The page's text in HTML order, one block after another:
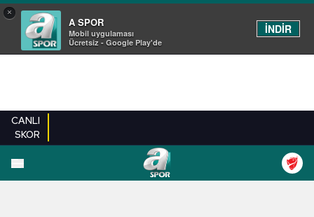
×
A SPOR
Mobil uygulaması
Ücretsiz - Google Play'de
İNDİR
CANLI
SKOR
EN YENILER